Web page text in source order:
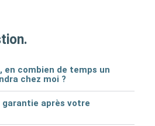
en combien de temps un
chez moi ?
garantie après votre